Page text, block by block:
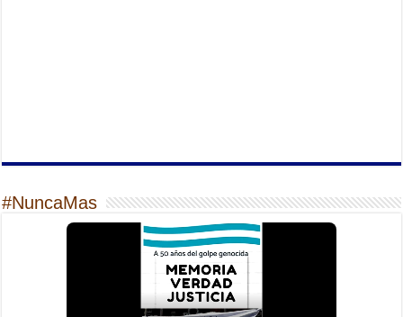
#NuncaMas